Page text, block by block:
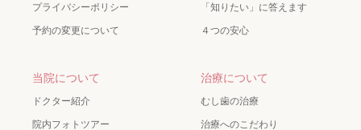
プライバシーポリシー
予約の変更について
「知りたい」に答えます
４つの安心
当院について
ドクター紹介
院内フォトツアー
治療について
むし歯の治療
治療へのこだわり